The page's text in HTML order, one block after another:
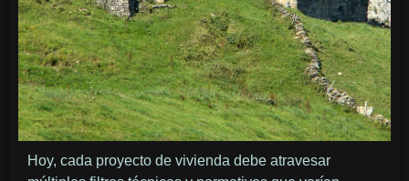
Hoy, cada proyecto de vivienda debe atravesar